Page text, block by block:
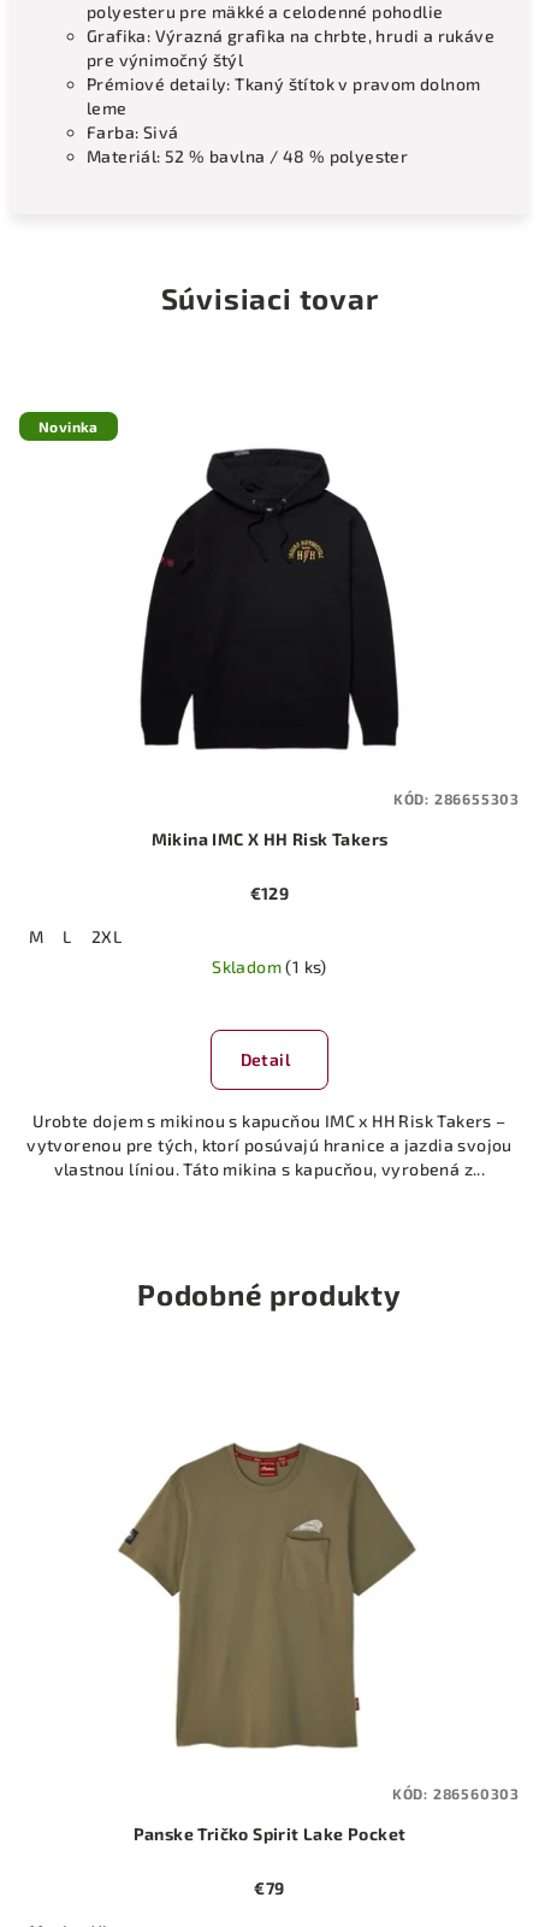
polyesteru pre mäkké a celodenné pohodlie
Grafika: Výrazná grafika na chrbte, hrudi a rukáve
pre výnimočný štýl
Prémiové detaily: Tkaný štítok v pravom dolnom
leme
Farba: Sivá
Materiál: 52 % bavlna / 48 % polyester
Súvisiaci tovar
Novinka
Mikina IMC X HH Risk Takers
€129
M L
2XL
Skladom(1 ks)
Detail
Urobte dojem s mikinou s kapucňou IMC x HH Risk Takers –
vytvorenou pre tých, ktorí posúvajú hranice a jazdia svojou
vlastnou líniou. Táto mikina s kapucňou, vyrobená z...
KÓD: 286655303
Podobné produkty
Panske Tričko Spirit Lake Pocket
€79
KÓD: 286560303